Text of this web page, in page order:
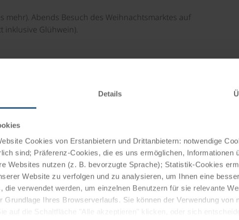
Details
Cookies von Erstanbietern und Drittanbietern: notwendige
sind; Präferenz-Cookies, die es uns ermöglichen, Informationen
Websites nutzen (z. B. bevorzugte Sprache); Statistik-Cookies
Website zu verfolgen und zu analysieren, um Ihnen eine
die verwendet werden, um einzelnen Benutzern für sie relevante
Grundlage Ihres Browserverlaufs. Sie können der Verwendung von
mehr). Abends Besuch des Weihnachtsmarktes auf
inklusive Glühwein).